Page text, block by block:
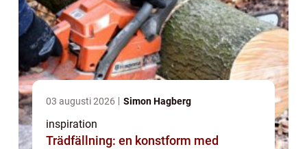
03 augusti 2026 Simon Hagberg
inspiration
Trädfällning: en konstform med